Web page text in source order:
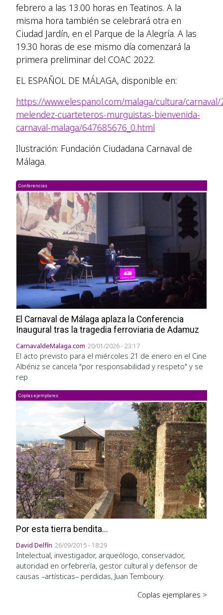
febrero a las 13.00 horas en Teatinos. A la
misma hora también se celebrará otra en
Ciudad Jardín, en el Parque de la Alegría. A las
19.30 horas de ese mismo día comenzará la
primera preliminar del COAC 2022.
EL ESPAÑOL DE MÁLAGA, disponible en:
https://www.elespanol.com/malaga/cultura/
melendez-cuarteteros-murguistas-bienvenida-
carnaval-malaga/647685676_0.html
Ilustración: Fundación Ciudadana Carnaval de
Málaga.
Conferencias
El Carnaval de Málaga aplaza la Conferencia
Inaugural tras la tragedia ferroviaria de Adamuz
CarnavaldeMalaga.com 20/01/2026 - 23:17
El acto previsto para el miércoles 21 de enero en el Cine
Albéniz se cancela "por responsabilidad y respeto" y se
rep
Coplas ejemplares
Por esta tierra bendita...
David Delfín 26/09/2015 - 18:29
Intelectual, investigador, arqueólogo, conservador,
autoridad en orfebrería, gestor cultural y defensor de
causas –artísticas– perdidas, Juan Temboury.
Coplas ejemplares >